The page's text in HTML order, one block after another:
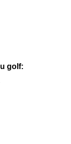
golf: